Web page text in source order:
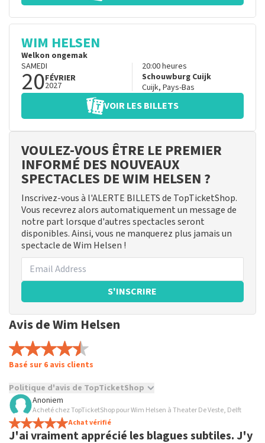
WIM HELSEN
Welkon ongemak
SAMEDI
20FÉVRIER
2027
20:00heures
Schouwburg Cuijk
Cuijk, Pays-Bas
VOIR LES BILLETS
VOULEZ-VOUS ÊTRE LE PREMIER
INFORMÉ DES NOUVEAUX
SPECTACLES DE WIM HELSEN ?
Inscrivez-vous à l'ALERTE BILLETS de TopTicketShop.
Vous recevrez alors automatiquement un message de
notre part lorsque d'autres spectacles seront
disponibles. Ainsi, vous ne manquerez plus jamais un
spectacle de Wim Helsen !
S'INSCRIRE
Avis de Wim Helsen
Basé sur 6 avis clients
Politique d'avis de TopTicketShop
TopTicketShop collecte des avis de vrais clients. Il n'est pas
possible de donner un avis si vous n'avez pas acheté de billets
chez TopTicketShop. Les avis avec un langage grossier et/ou
Anoniem
Acheté chez TopTicketShop pour Wim Helsen à Theater De Veste, Delft
Achat vérifié
J'ai vraiment apprécié les blagues subtiles. J'y